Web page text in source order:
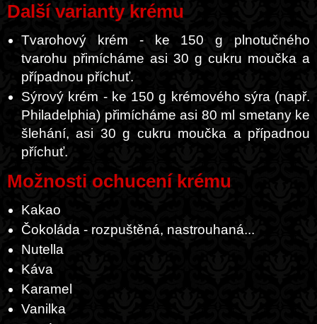
Další varianty krému
Tvarohový krém - ke 150 g plnotučného
tvarohu přimícháme asi 30 g cukru moučka a
případnou příchuť.
Sýrový krém - ke 150 g krémového sýra (např.
Philadelphia) přimícháme asi 80 ml smetany ke
šlehání, asi 30 g cukru moučka a případnou
příchuť.
Možnosti ochucení krému
Kakao
Čokoláda - rozpuštěná, nastrouhaná...
Nutella
Káva
Karamel
Vanilka